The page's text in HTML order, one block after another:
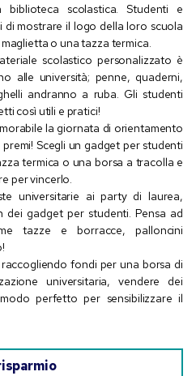
scolastica. Studenti e
mostrare il logo della loro scuola
o una tazza termica.
scolastico personalizzato è
alle università; penne, quaderni,
andranno a ruba. Gli studenti
così utili e pratici!
la giornata di orientamento
Scegli un gadget per studenti
termica o una borsa a tracolla e
per vincerlo.
universitarie ai party di laurea,
gadget per studenti. Pensa ad
tazze e borracce, palloncini
fondi per una borsa di
universitaria, vendere dei
perfetto per sensibilizzare il